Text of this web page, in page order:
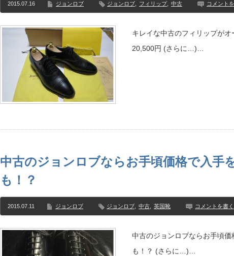
2015.07.16 ジョンロブ ジョンロブ フィリップ, 中古 コメント
キレイな中古のフィリップが
20,500円 (さらに…)…
中古のジョンロブならお手頃価格で入手
も！？
2015.07.11 ジョンロブ ジョンロブ 中古 英国靴 コメントを書く
中古のジョンロブならお手頃
も！？ (さらに…)…